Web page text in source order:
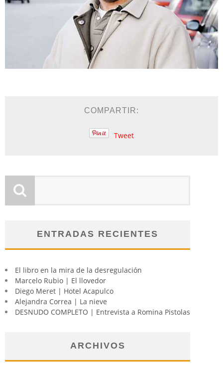
COMPARTIR:
Tweet
ENTRADAS RECIENTES
El libro en la mira de la desregulación
Marcelo Rubio | El llovedor
Diego Meret | Hotel Acapulco
Alejandra Correa | La nieve
DESNUDO COMPLETO | Entrevista a Romina Pistolas
ARCHIVOS